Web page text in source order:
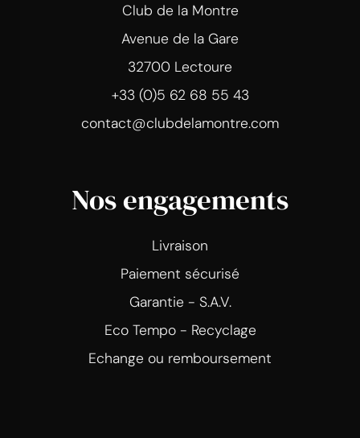
Club de la Montre
Avenue de la Gare
32700 Lectoure
+33 (0)5 62 68 55 43
contact@clubdelamontre.com
Nos engagements
Livraison
Paiement sécurisé
Garantie - S.A.V.
Eco Tempo - Recyclage
Echange ou remboursement